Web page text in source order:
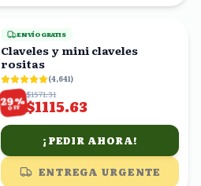
ENVÍO GRATIS
Claveles y mini claveles
rositas
(4,641)
29%
OFF
$1571.31
$1115.63
¡PEDIR AHORA!
ENTREGA URGENTE